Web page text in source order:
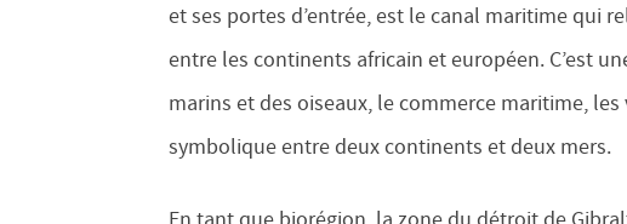
et ses portes d’entrée, est le canal maritime qui
entre les continents africain et européen. C’est
marins et des oiseaux, le commerce maritime,
symbolique entre deux continents et deux mers.